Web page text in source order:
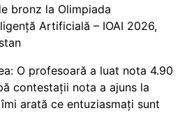
bronz la Olimpiada
Artificială – IOAI 2026,
O profesoară a luat nota 4.90
contestații nota a ajuns la
arată ce entuziasmați sunt